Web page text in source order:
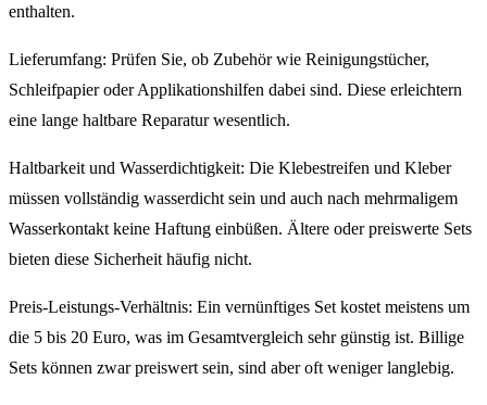
enthalten.
Lieferumfang: Prüfen Sie, ob Zubehör wie Reinigungstücher,
Schleifpapier oder Applikationshilfen dabei sind. Diese erleichtern
eine lange haltbare Reparatur wesentlich.
Haltbarkeit und Wasserdichtigkeit: Die Klebestreifen und Kleber
müssen vollständig wasserdicht sein und auch nach mehrmaligem
Wasserkontakt keine Haftung einbüßen. Ältere oder preiswerte Sets
bieten diese Sicherheit häufig nicht.
Preis-Leistungs-Verhältnis: Ein vernünftiges Set kostet meistens um
die 5 bis 20 Euro, was im Gesamtvergleich sehr günstig ist. Billige
Sets können zwar preiswert sein, sind aber oft weniger langlebig.